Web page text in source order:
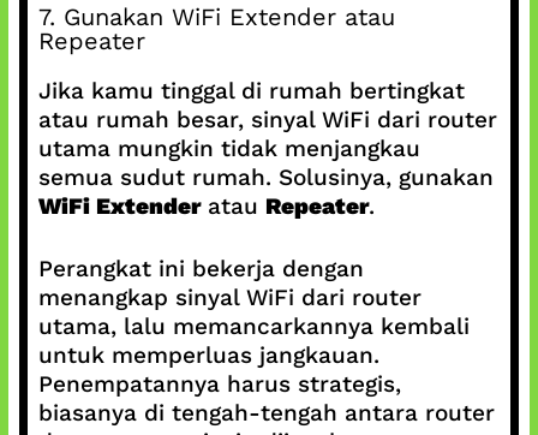
7. Gunakan WiFi Extender atau
Repeater
Jika kamu tinggal di rumah bertingkat
atau rumah besar, sinyal WiFi dari router
utama mungkin tidak menjangkau
semua sudut rumah. Solusinya, gunakan
WiFi Extenderatau Repeater.
Perangkat ini bekerja dengan
menangkap sinyal WiFi dari router
utama, lalu memancarkannya kembali
untuk memperluas jangkauan.
Penempatannya harus strategis,
biasanya di tengah-tengah antara router